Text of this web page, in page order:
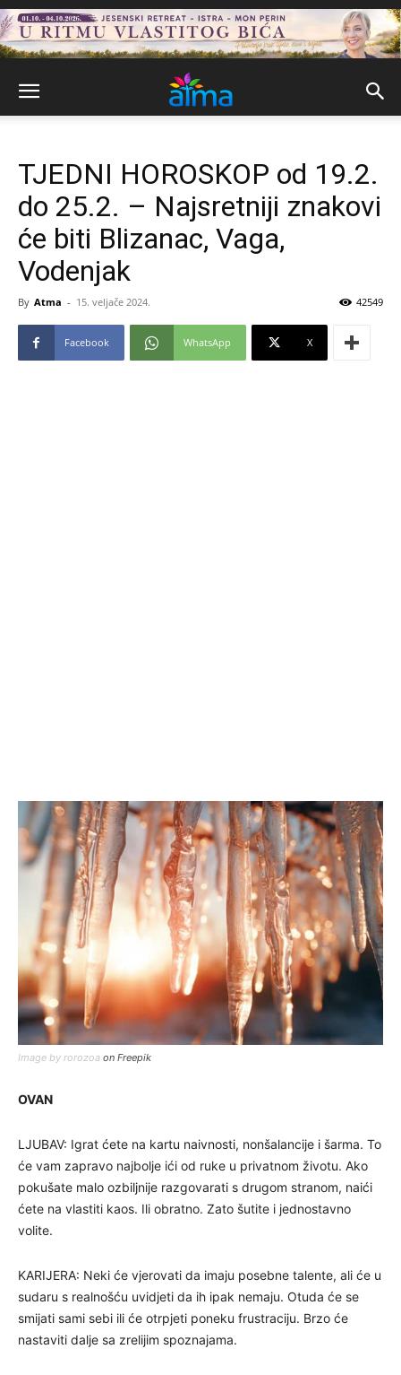
TJEDNI HOROSKOP od 19.2.
do 25.2. – Najsretniji znakovi
će biti Blizanac, Vaga,
Vodenjak
By Atma - 15. veljače 2024. 42549
Facebook WhatsApp X
Image by rorozoa on Freepik
OVAN
LJUBAV: Igrat ćete na kartu naivnosti, nonšalancije i šarma. To
će vam zapravo najbolje ići od ruke u privatnom životu. Ako
pokušate malo ozbiljnije razgovarati s drugom stranom, naići
ćete na vlastiti kaos. Ili obratno. Zato šutite i jednostavno
volite.
KARIJERA: Neki će vjerovati da imaju posebne talente, ali će u
sudaru s realnošću uvidjeti da ih ipak nemaju. Otuda će se
smijati sami sebi ili će otrpjeti poneku frustraciju. Brzo će
nastaviti dalje sa zrelijim spoznajama.